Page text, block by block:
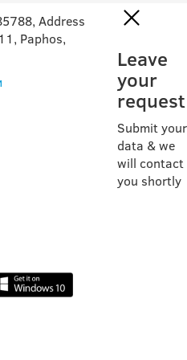
Address
Paphos,
Leave
your
request
Submit your
data & we
will contact
you shortly